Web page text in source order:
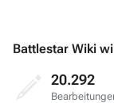
Battlestar Wiki
20.292